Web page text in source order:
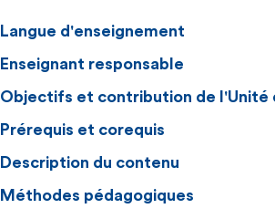
Langue d'enseignement
Enseignant responsable
Objectifs et contribution de l'Unité
Prérequis et corequis
Description du contenu
Méthodes pédagogiques